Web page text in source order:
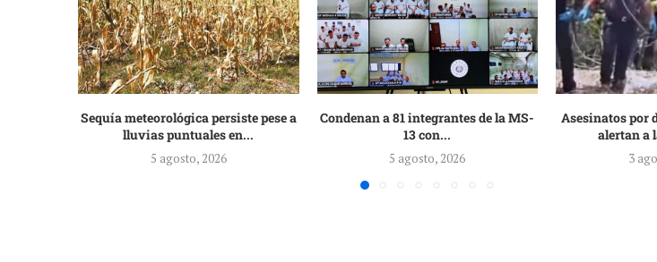
Sequía meteorológica persiste pese a
lluvias puntuales en...
5 agosto, 2026
Condenan a 81 integrantes de la MS-
13 con...
5 agosto, 2026
Asesinatos por
alertan a
3